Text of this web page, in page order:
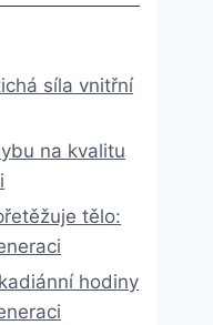
síla vnitřní
na kvalitu
tělo:
hodiny